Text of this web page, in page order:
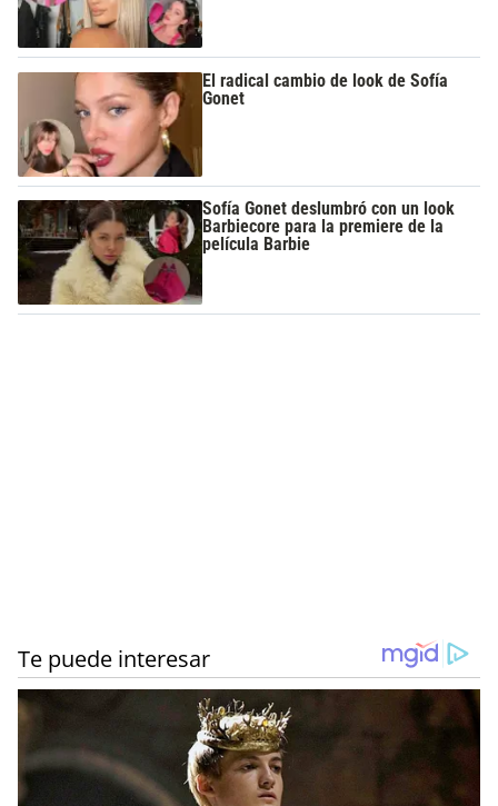
El radical cambio de look de Sofía
Gonet
Sofía Gonet deslumbró con un look
Barbiecore para la premiere de la
película Barbie